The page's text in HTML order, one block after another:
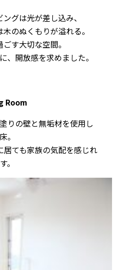
グは光が差し込み、
のぬくもりが溢れる。
す大切な空間。
、開放感を求めました。
Room
りの壁と無垢材を使用し
。
ても家族の気配を感じれ
。